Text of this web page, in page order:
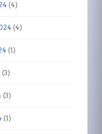
(4)
(4)
(1)
(3)
(3)
(1)